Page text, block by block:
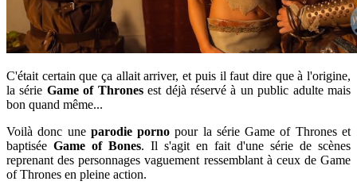
C'était certain que ça allait arriver, et puis il faut dire que à l'origine,
la série Game of Thronesest déjà réservé à un public adulte mais
bon quand même...
Voilà donc une parodie porno pour la série Game of Thrones et
baptisée Game of Bones. Il s'agit en fait d'une série de scènes
reprenant des personnages vaguement ressemblant à ceux de Game
of Thrones en pleine action.